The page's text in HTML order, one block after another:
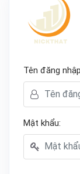
Tên đăng
Mật khẩu: